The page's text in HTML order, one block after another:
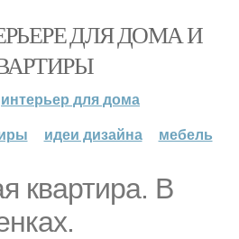
ДЛЯ ДОМА И
интерьер для дома
идеи дизайна мебель
квартира. В